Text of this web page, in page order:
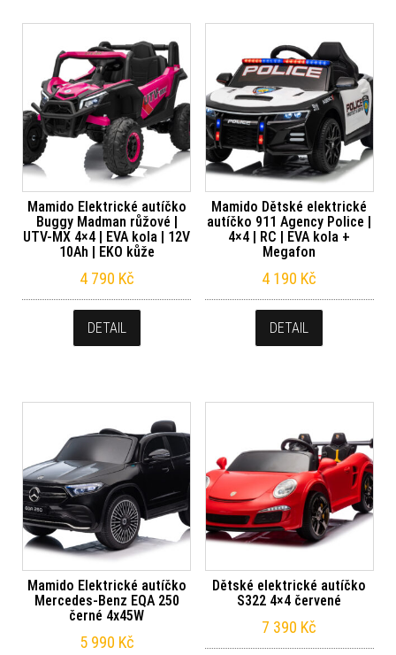
Mamido Elektrické autíčko
Buggy Madman růžové |
UTV-MX 4×4 | EVA kola | 12V
10Ah | EKO kůže
4 790 Kč
DETAIL
Mamido Dětské elektrické
autíčko 911 Agency Police |
4×4 | RC | EVA kola +
Megafon
4 190 Kč
DETAIL
Mamido Elektrické autíčko
Mercedes-Benz EQA 250
černé 4x45W
5 990 Kč
Dětské elektrické autíčko
S322 4×4 červené
7 390 Kč